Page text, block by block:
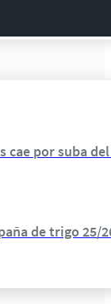
cae por suba
de trigo 25/